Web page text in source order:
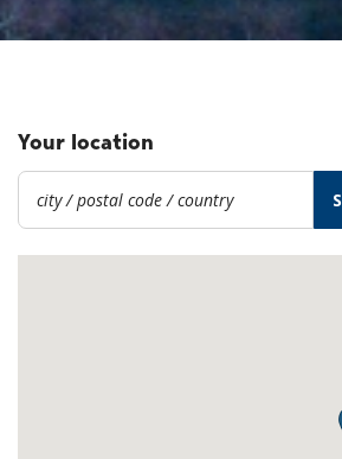
Your location